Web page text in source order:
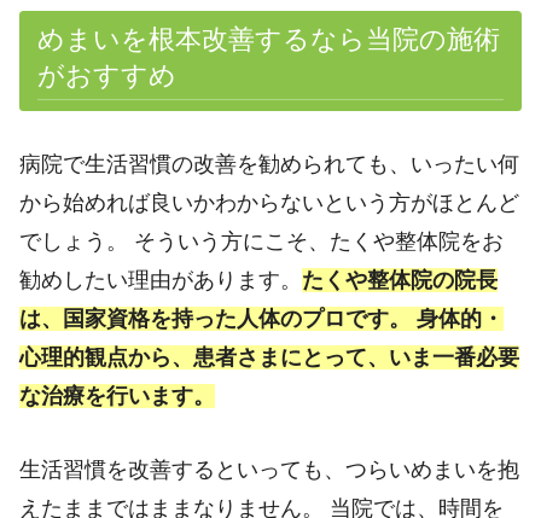
めまいを根本改善するなら当院の施術
がおすすめ
病院で生活習慣の改善を勧められても、いったい何
から始めれば良いかわからないという方がほとんど
でしょう。 そういう方にこそ、たくや整体院をお
勧めしたい理由があります。 たくや整体院の院長
は、国家資格を持った人体のプロです。 身体的・
心理的観点から、患者さまにとって、いま一番必要
な治療を行います。
生活習慣を改善するといっても、つらいめまいを抱
えたままではままなりません。 当院では、時間を